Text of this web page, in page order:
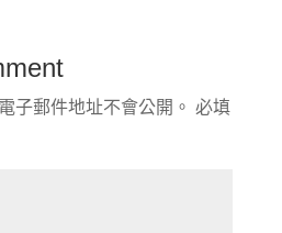
子郵件地址不會公開。 必填